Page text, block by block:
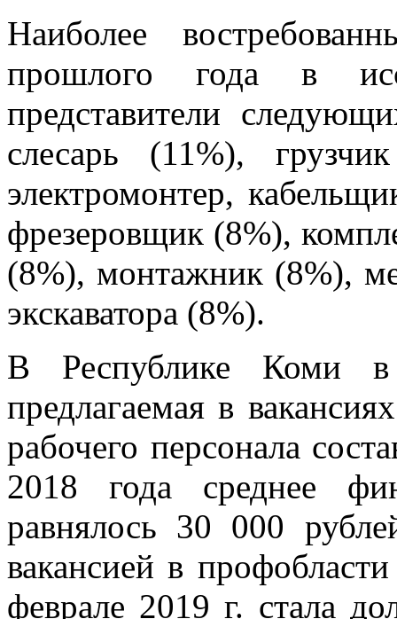
Наиболее
прошлого года в
представители
слесарь (11%),
электромонтер,
фрезеровщик (8%),
(8%), монтажник (8%),
экскаватора (8%).
В Республике Коми в
предлагаемая в
рабочего персонала
2018 года среднее
равнялось 30 000
вакансией в
феврале 2019 г. стала